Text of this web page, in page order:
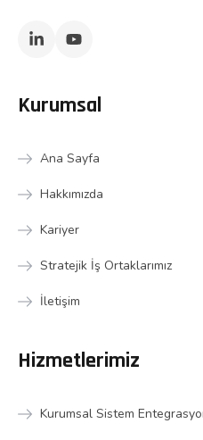
Kurumsal
Ana Sayfa
Hakkımızda
Kariyer
Stratejik İş Ortaklarımız
İletişim
Hizmetlerimiz
Kurumsal Sistem